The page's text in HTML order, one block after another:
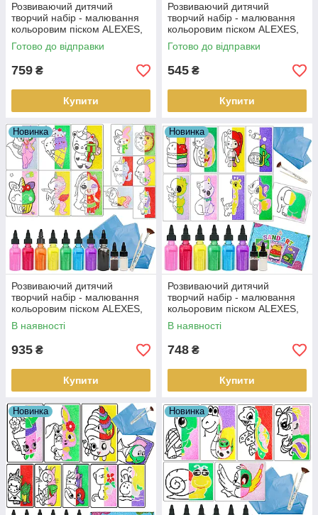
Розвиваючий дитячий
творчий набір - малювання
кольоровим піском ALEXES,
6 карток
Готово до відправки
759 ₴
Купити
Розвиваючий дитячий
творчий набір - малювання
кольоровим піском ALEXES,
6 карток
Готово до відправки
545 ₴
Купити
Новинка
Розвиваючий дитячий
творчий набір - малювання
кольоровим піском ALEXES,
12 картинок
В наявності
935 ₴
Купити
Новинка
Розвиваючий дитячий
творчий набір - малювання
кольоровим піском ALEXES,
9 картинок
В наявності
748 ₴
Купити
Новинка Новинка